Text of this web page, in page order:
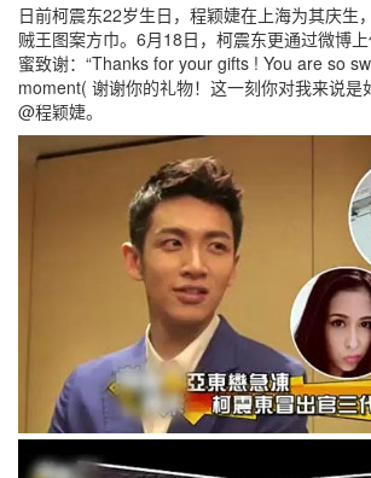
日前柯震东22岁生日，程颖婕在上海为其庆生
贼王图案方巾。6月18日，柯震东更通过微博
蜜致谢：“Thanks for your gifts ! You are so
moment( 谢谢你的礼物！这一刻你对我来说是
@程颖婕。